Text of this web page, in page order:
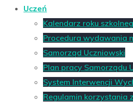
Uczeń
Kalendarz roku
Procedura wydawania
Samorząd Uczniowski
Plan pracy Samorządu
System Interwencji
Regulamin korzystania